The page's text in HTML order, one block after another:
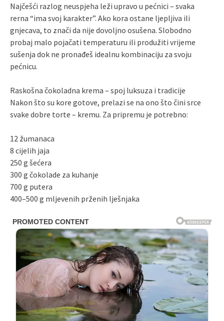
Najčešći razlog neuspjeha leži upravo u pećnici – svaka
rerna “ima svoj karakter”. Ako kora ostane ljepljiva ili
gnjecava, to znači da nije dovoljno osušena. Slobodno
probaj malo pojačati temperaturu ili produžiti vrijeme
sušenja dok ne pronađeš idealnu kombinaciju za svoju
pećnicu.
Raskošna čokoladna krema – spoj luksuza i tradicije
Nakon što su kore gotove, prelazi se na ono što čini srce
svake dobre torte – kremu. Za pripremu je potrebno:
12 žumanaca
8 cijelih jaja
250 g šećera
300 g čokolade za kuhanje
700 g putera
400–500 g mljevenih prženih lješnjaka